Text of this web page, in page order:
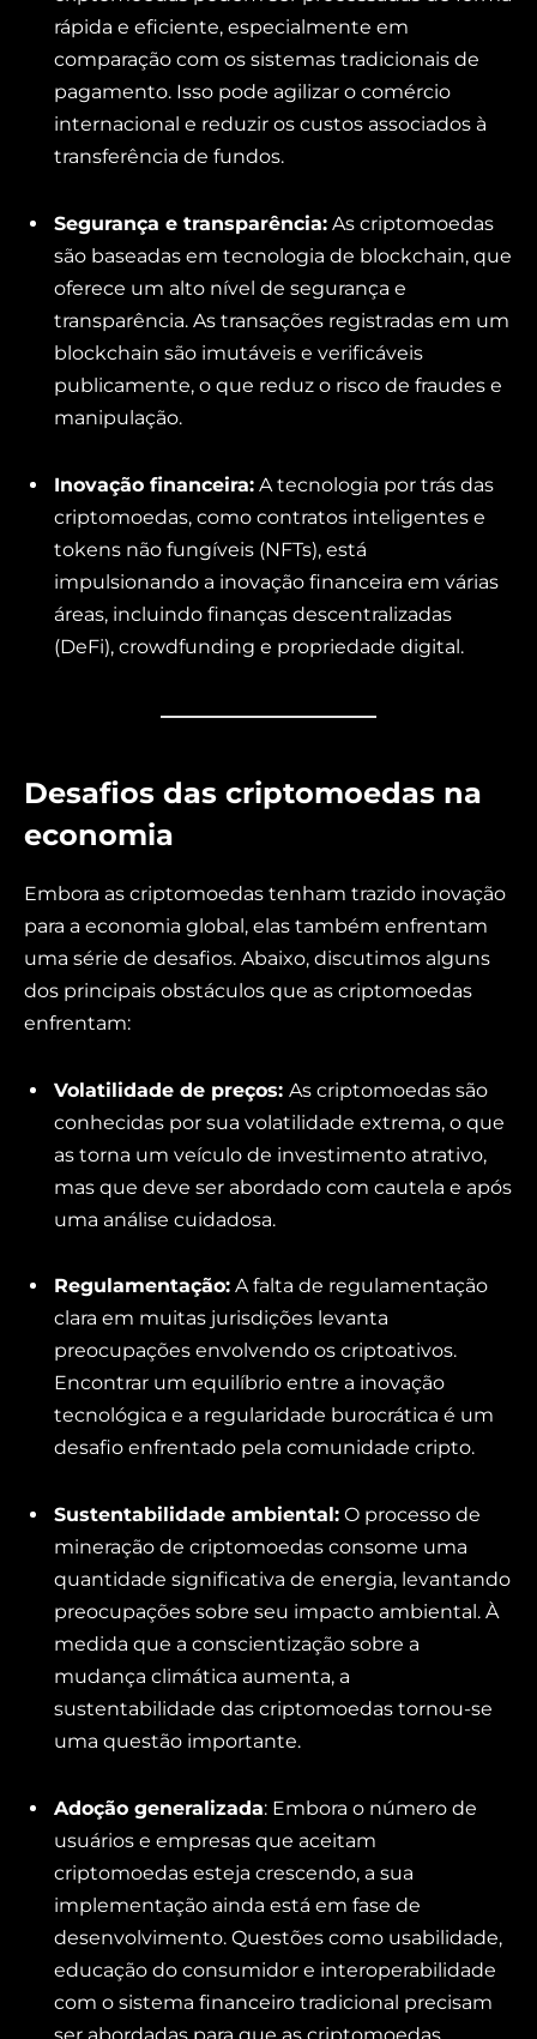
rápida e eficiente, especialmente em
comparação com os sistemas tradicionais de
pagamento. Isso pode agilizar o comércio
internacional e reduzir os custos associados à
transferência de fundos.
Segurança e transparência: As criptomoedas
são baseadas em tecnologia de blockchain, que
oferece um alto nível de segurança e
transparência. As transações registradas em um
blockchain são imutáveis e verificáveis
publicamente, o que reduz o risco de fraudes e
manipulação.
Inovação financeira: A tecnologia por trás das
criptomoedas, como contratos inteligentes e
tokens não fungíveis (NFTs), está
impulsionando a inovação financeira em várias
áreas, incluindo finanças descentralizadas
(DeFi), crowdfunding e propriedade digital.
Desafios das criptomoedas na
economia
Embora as criptomoedas tenham trazido inovação
para a economia global, elas também enfrentam
uma série de desafios. Abaixo, discutimos alguns
dos principais obstáculos que as criptomoedas
enfrentam:
Volatilidade de preços: As criptomoedas são
conhecidas por sua volatilidade extrema, o que
as torna um veículo de investimento atrativo,
mas que deve ser abordado com cautela e após
uma análise cuidadosa.
Regulamentação: A falta de regulamentação
clara em muitas jurisdições levanta
preocupações envolvendo os criptoativos.
Encontrar um equilíbrio entre a inovação
tecnológica e a regularidade burocrática é um
desafio enfrentado pela comunidade cripto.
Sustentabilidade ambiental: O processo de
mineração de criptomoedas consome uma
quantidade significativa de energia, levantando
preocupações sobre seu impacto ambiental. À
medida que a conscientização sobre a
mudança climática aumenta, a
sustentabilidade das criptomoedas tornou-se
uma questão importante.
Adoção generalizada: Embora o número de
usuários e empresas que aceitam
criptomoedas esteja crescendo, a sua
implementação ainda está em fase de
desenvolvimento. Questões como usabilidade,
educação do consumidor e interoperabilidade
com o sistema financeiro tradicional precisam